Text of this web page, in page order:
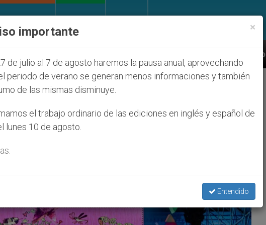
ONU se pronuncia ante caso de obispo católico
De La Catedral De Lima’
×
importante
de julio al 7 de agosto haremos la pausa anual, aprovechando
periodo de verano se generan menos informaciones y también
de las mismas disminuye.
el trabajo ordinario de las ediciones en inglés y español de
lunes 10 de agosto.
Entendido